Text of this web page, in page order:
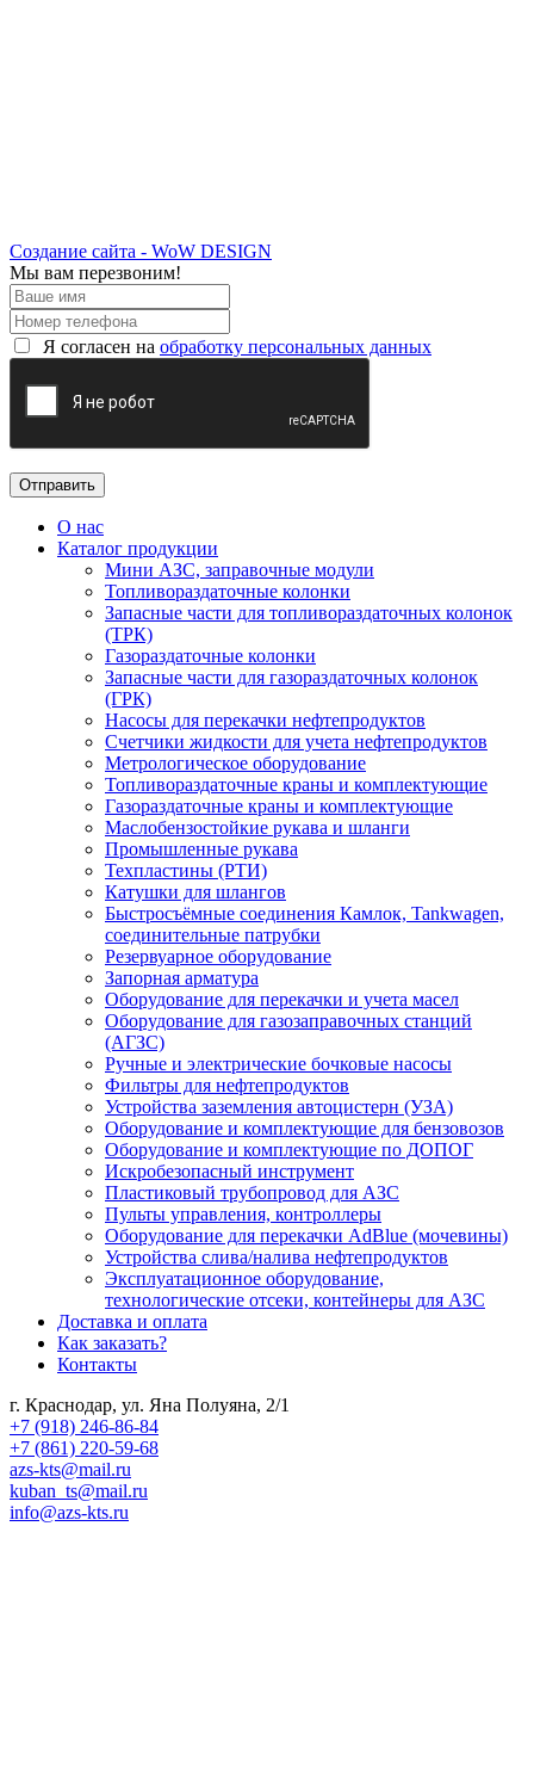
Создание сайта - WoW DESIGN
Мы вам перезвоним!
Я согласен на обработку персональных данных
О нас
Каталог продукции
Мини АЗС, заправочные модули
Топливораздаточные колонки
Запасные части для топливораздаточных колонок
(ТРК)
Газораздаточные колонки
Запасные части для газораздаточных колонок
(ГРК)
Насосы для перекачки нефтепродуктов
Счетчики жидкости для учета нефтепродуктов
Метрологическое оборудование
Топливораздаточные краны и комплектующие
Газораздаточные краны и комплектующие
Маслобензостойкие рукава и шланги
Промышленные рукава
Техпластины (РТИ)
Катушки для шлангов
Быстросъёмные соединения Камлок, Tankwagen,
соединительные патрубки
Резервуарное оборудование
Запорная арматура
Оборудование для перекачки и учета масел
Оборудование для газозаправочных станций
(АГЗС)
Ручные и электрические бочковые насосы
Фильтры для нефтепродуктов
Устройства заземления автоцистерн (УЗА)
Оборудование и комплектующие для бензовозов
Оборудование и комплектующие по ДОПОГ
Искробезопасный инструмент
Пластиковый трубопровод для АЗС
Пульты управления, контроллеры
Оборудование для перекачки AdBlue (мочевины)
Устройства слива/налива нефтепродуктов
Эксплуатационное оборудование,
технологические отсеки, контейнеры для АЗС
Доставка и оплата
Как заказать?
Контакты
г. Краснодар, ул. Яна Полуяна, 2/1
+7 (918) 246-86-84
+7 (861) 220-59-68
azs-kts@mail.ru
kuban_ts@mail.ru
info@azs-kts.ru